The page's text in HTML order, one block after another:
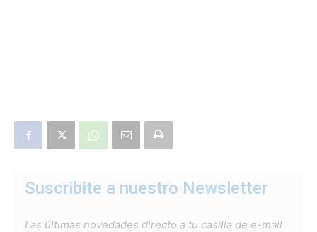
Suscribite a nuestro Newsletter
Las últimas novedades directo a tu casilla de e-mail